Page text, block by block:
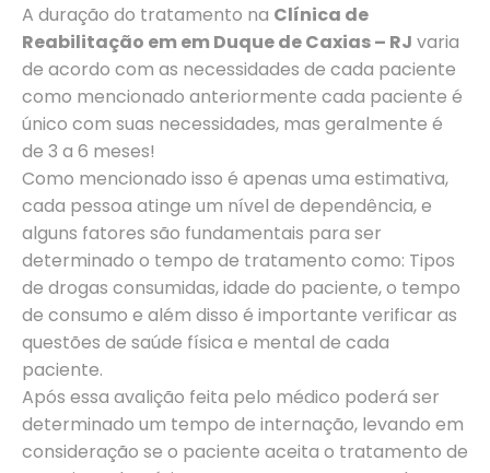
A duração do tratamento na Clínica de
Reabilitação em em Duque de Caxias – RJ varia
de acordo com as necessidades de cada paciente
como mencionado anteriormente cada paciente é
único com suas necessidades, mas geralmente é
de 3 a 6 meses!
Como mencionado isso é apenas uma estimativa,
cada pessoa atinge um nível de dependência, e
alguns fatores são fundamentais para ser
determinado o tempo de tratamento como: Tipos
de drogas consumidas, idade do paciente, o tempo
de consumo e além disso é importante verificar as
questões de saúde física e mental de cada
paciente.
Após essa avalição feita pelo médico poderá ser
determinado um tempo de internação, levando em
consideração se o paciente aceita o tratamento de